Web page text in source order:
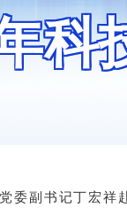
科
委副书记丁宏祥